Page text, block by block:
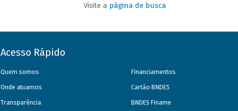
Visite a página de busca
Acesso Rápido
Quem somos
Onde atuamos
Transparência
Financiamentos
Cartão BNDES
BNDES Finame